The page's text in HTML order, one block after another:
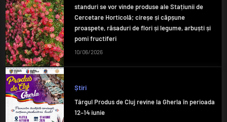
standuri se vor vinde produse ale Stațiunii de
Cercetare Horticolă; cireșe și căpșune
proaspete, răsaduri de flori și legume, arbuști și
pomi fructiferi
10/06/2026
Știri
Târgul Produs de Cluj revine la Gherla în perioada
12–14 iunie